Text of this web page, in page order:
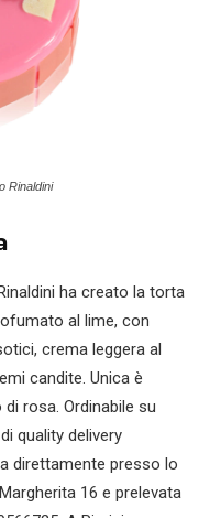
Rinaldini
ha creato la torta
al lime, con
crema leggera al
candite. Unica è
rosa. Ordinabile su
quality delivery
direttamente presso lo
16 e prelevata